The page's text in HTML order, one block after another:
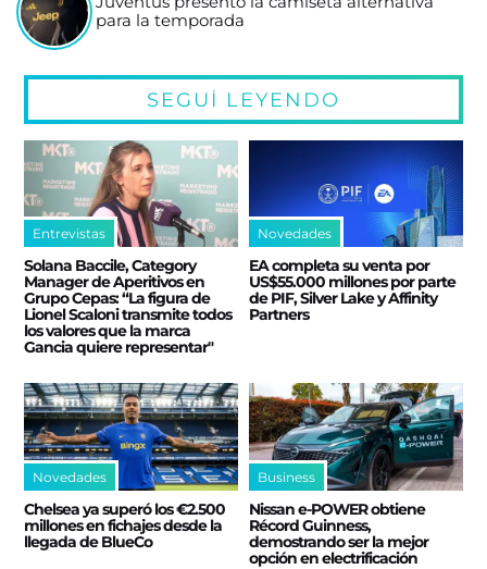
para la temporada
SEGUÍ LEYENDO
Entrevistas
Solana Baccile, Category
Manager de Aperitivos en
Grupo Cepas: “La figura de
Lionel Scaloni transmite todos
los valores que la marca
Gancia quiere representar"
Novedades
EA completa su venta por
US$55.000 millones por parte
de PIF, Silver Lake y Affinity
Partners
Novedades
Chelsea ya superó los €2.500
millones en fichajes desde la
llegada de BlueCo
Business
Nissan e‑POWER obtiene
Récord Guinness,
demostrando ser la mejor
opción en electrificación